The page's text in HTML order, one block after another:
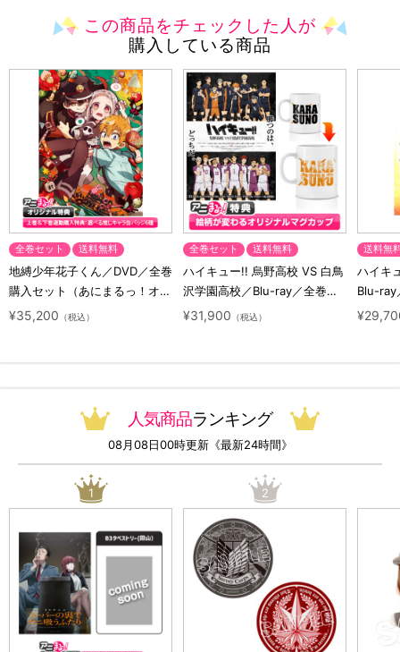
この商品をチェックした人が
購入している商品
全巻セット 送料無料
地縛少年花子くん／DVD／全巻
購入セット（あにまるっ！オリ
ジナル特典付き・送料無料）
¥35,200 （税込）
全巻セット 送料無料
ハイキュー!! 烏野高校 VS 白鳥
沢学園高校／Blu-ray／全巻セ
ット（初回生産限定・アニまる
¥31,900 （税込）
送料無
ハイキ
Blu-ray
ト（初
人気商品ランキング
08月08日00時更新《最新24時間》
1 2